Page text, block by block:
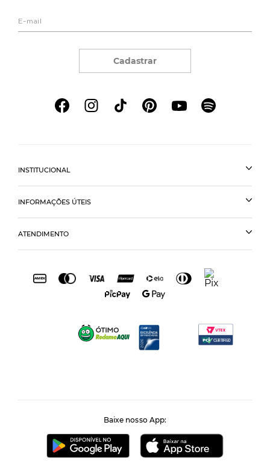
Cadastrar
INSTITUCIONAL
INFORMAÇÕES ÚTEIS
ATENDIMENTO
Baixe nosso App: